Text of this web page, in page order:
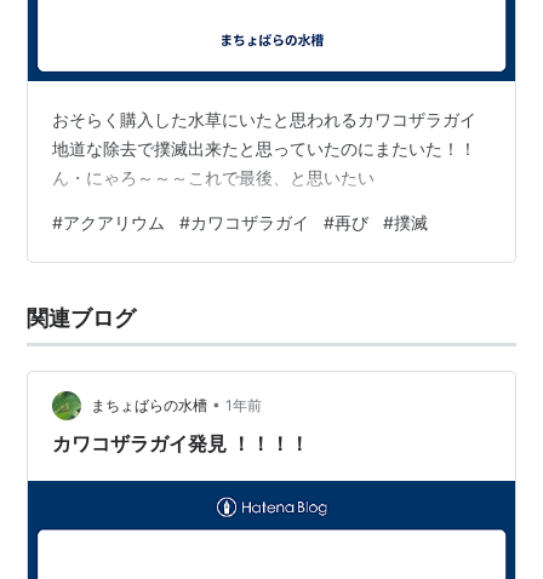
おそらく購入した水草にいたと思われるカワコザラガイ
地道な除去で撲滅出来たと思っていたのにまたいた！！
ん・にゃろ～～～これで最後、と思いたい
#アクアリウム #カワコザラガイ #再び #撲滅
関連ブログ
まちょばらの水槽 • 1年前
カワコザラガイ発見 ！！！！